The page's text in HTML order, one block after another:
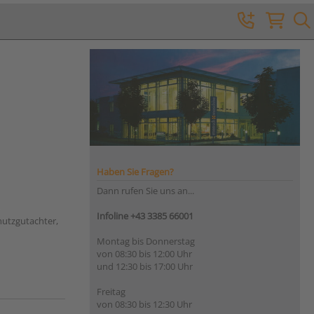
Haben Sie Fragen?
Dann rufen Sie uns an...
Infoline +43 3385 66001
Montag bis Donnerstag
von 08:30 bis 12:00 Uhr
und 12:30 bis 17:00 Uhr
Freitag
von 08:30 bis 12:30 Uhr